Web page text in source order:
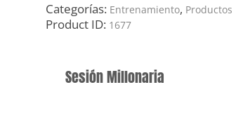
Categorías: Entrenamiento, Productos
Product ID: 1677
Sesión Millonaria